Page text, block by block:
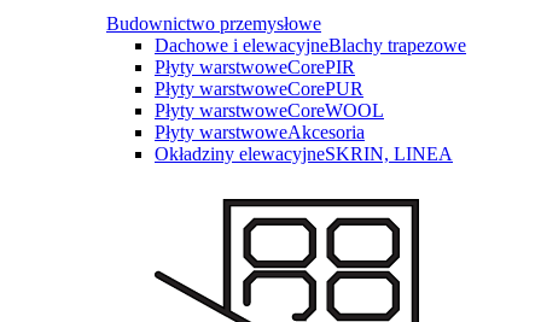
Budownictwo przemysłowe
Dachowe i elewacyjneBlachy trapezowe
Płyty warstwoweCorePIR
Płyty warstwoweCorePUR
Płyty warstwoweCoreWOOL
Płyty warstwoweAkcesoria
Okładziny elewacyjneSKRIN, LINEA